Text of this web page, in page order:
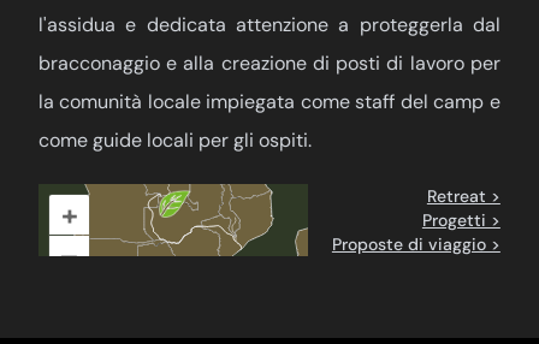
l'assidua e dedicata attenzione a proteggerla dal
bracconaggio e alla creazione di posti di lavoro per
la comunità locale impiegata come staff del camp e
come guide locali per gli ospiti.
+
–
Retreat >
Progetti >
Proposte di viaggio >